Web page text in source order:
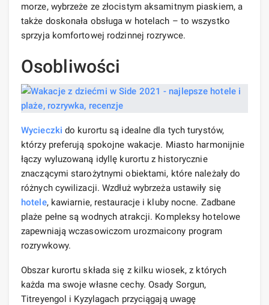
morze, wybrzeże ze złocistym aksamitnym piaskiem, a
także doskonała obsługa w hotelach – to wszystko
sprzyja komfortowej rodzinnej rozrywce.
Osobliwości
Wycieczki do kurortu są idealne dla tych turystów,
którzy preferują spokojne wakacje. Miasto harmonijnie
łączy wyluzowaną idyllę kurortu z historycznie
znaczącymi starożytnymi obiektami, które należały do ​​
różnych cywilizacji. Wzdłuż wybrzeża ustawiły się
hotele, kawiarnie, restauracje i kluby nocne. Zadbane
plaże pełne są wodnych atrakcji. Kompleksy hotelowe
zapewniają wczasowiczom urozmaicony program
rozrywkowy.
Obszar kurortu składa się z kilku wiosek, z których
każda ma swoje własne cechy. Osady Sorgun,
Titreyengol i Kyzylagach przyciągają uwagę